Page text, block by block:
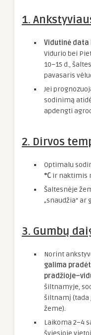
1.
Vidutinė data
Vidurio bei
10–15 d.,
pavasaris
Jei
sodinimą
apdengti
2. Dirvos
Optimalu
°C ir naktimis
Šaltesnėje
„snaudžia“ ar
3. Gumbų
Norint
galima
šiltnamyje,
šiltnamį (tada
žeme).
Laikoma 2–4
šviesioje